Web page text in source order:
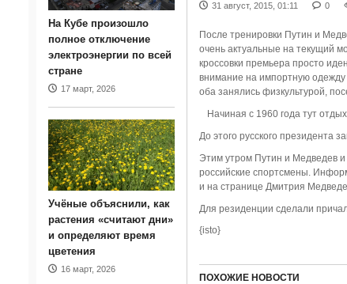
31 август, 2015, 01:11 0
После тренировки Путин и
очень актуальные на текущий
кроссовки премьера просто
внимание на импортную одежду
оба занялись физкультурой,
Начиная с 1960 года тут
До этого русского президента
Этим утром Путин и Медведев и
российские спортсмены.
и на странице Дмитрия
Для резиденции сделали
{isto}
ПОХОЖИЕ НОВОСТИ
На Кубе произошло
полное отключение
электроэнергии по всей
стране
17 март, 2026
Учёные объяснили, как
растения «считают дни»
и определяют время
цветения
16 март, 2026